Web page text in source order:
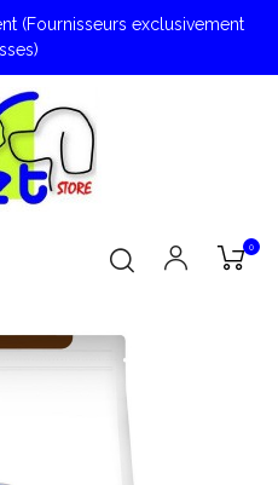
(Fournisseurs exclusivement
0